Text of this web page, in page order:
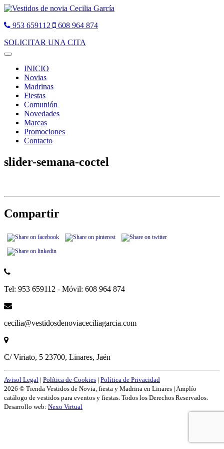
953 659112
608 964 874
SOLICITAR UNA CITA
Toggle
navigationINICIO
Novias
Madrinas
Fiestas
Comunión
Novedades
Marcas
Promociones
Contacto
slider-semana-coctel
Compartir
Tel: 953 659112 - Móvil: 608 964 874
cecilia@vestidosdenoviaceciliagarcia.com
C/ Viriato, 5 23700, Linares, Jaén
Avisol Legal | Política de Cookies | Política de Privacidad
2026 © Tienda Vestidos de Novia, fiesta y Madrina en Linares | Amplío
catálogo de vestidos para eventos y fiestas. Todos los Derechos Reservados.
Desarrollo web: Nexo Virtual